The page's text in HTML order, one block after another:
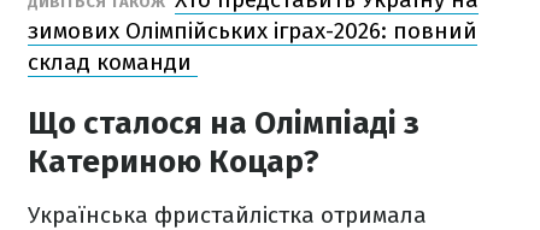
зимових Олімпійських іграх-2026: повний
склад команди
Що сталося на Олімпіаді з
Катериною Коцар?
Українська фристайлістка отримала